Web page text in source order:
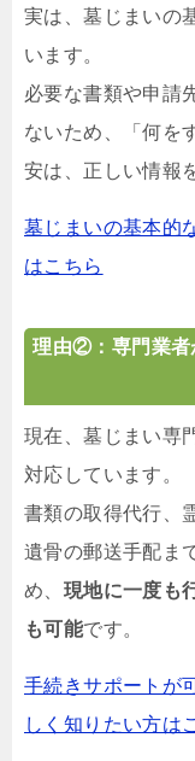
実は、墓じまいの
います。
必要な書類や申請
ないため、「何を
安は、正しい情報
墓じまいの基本的
はこちら
理由②：専門業者
現在、墓じまい専
対応しています。
書類の取得代行、
遺骨の郵送手配ま
め、 現地に一度も
も可能です。
手続きサポートが
しく知りたい方は